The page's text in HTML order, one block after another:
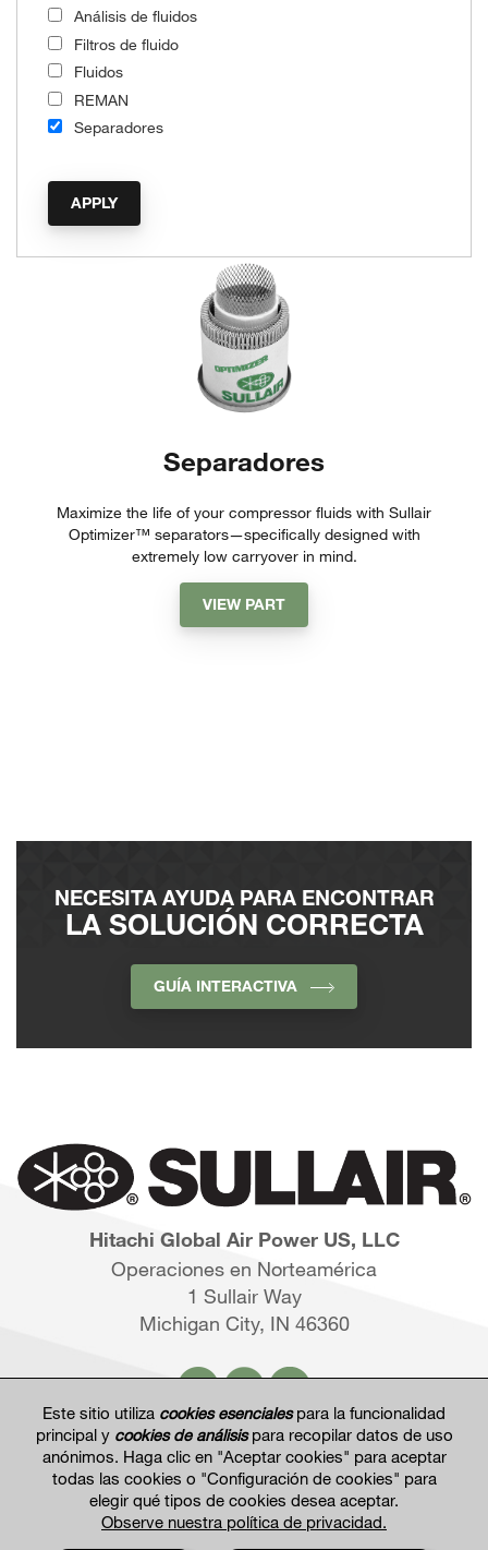
Análisis de fluidos
Filtros de fluido
Fluidos
REMAN
Separadores
Separadores
Maximize the life of your compressor fluids with Sullair
Optimizer™ separators—specifically designed with
extremely low carryover in mind.
VIEW PART
NECESITA AYUDA PARA ENCONTRAR
LA SOLUCIÓN CORRECTA
GUÍA INTERACTIVA
Hitachi Global Air Power US, LLC
Operaciones en Norteamérica
1 Sullair Way
Michigan City, IN 46360
Este sitio utiliza cookies esencialespara la funcionalidad
principal y cookies de análisispara recopilar datos de uso
anónimos. Haga clic en "Aceptar cookies" para aceptar
todas las cookies o "Configuración de cookies" para
elegir qué tipos de cookies desea aceptar.
Observe nuestra política de privacidad.
Hitachi Global Website
Términos de uso del sitio web
Política de privacidad